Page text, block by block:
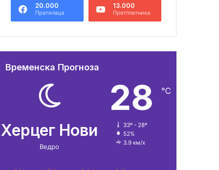
20.000
Пратилаца
13.000
Претплатника
Временска Прогноза
Херцег Нови
Ведро
28 ℃
33º - 28º
52%
3.9 км/х